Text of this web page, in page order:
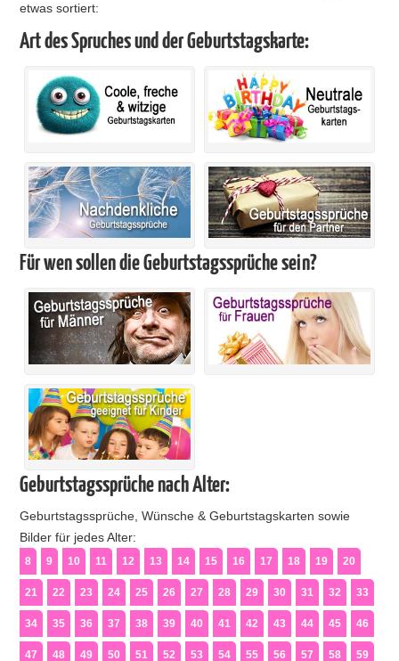
etwas sortiert:
Art des Spruches und der Geburtstagskarte:
Für wen sollen die Geburtstagssprüche sein?
Geburtstagssprüche nach Alter:
Geburtstagssprüche, Wünsche & Geburtstagskarten sowie
Bilder für jedes Alter:
8 9 10 11 12 13 14 15 16 17 18 19 20
21 22 23 24 25 26 27 28 29 30 31 32 33
34 35 36 37 38 39 40 41 42 43 44 45 46
47 48 49 50 51 52 53 54 55 56 57 58 59